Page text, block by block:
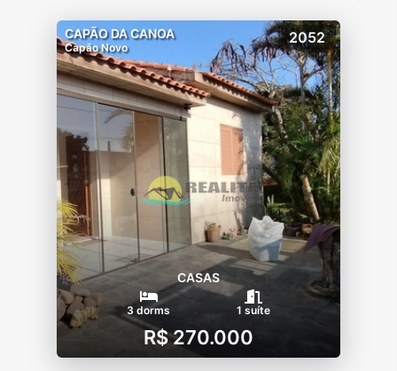
CAPÃO DA CANOA
Capão Novo
2052
CASAS
3 dorms 1 suíte
R$ 270.000